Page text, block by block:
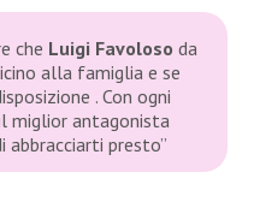
che Luigi Favoloso da
alla famiglia e se
. Con ogni
miglior antagonista
abbracciarti presto”